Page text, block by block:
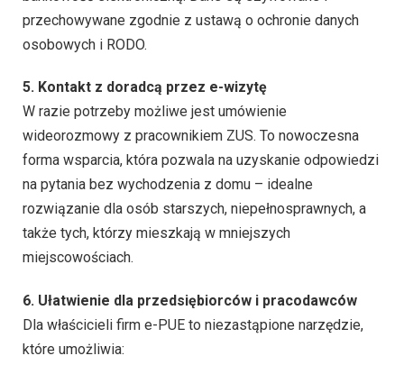
przechowywane zgodnie z ustawą o ochronie danych
osobowych i RODO.
5. Kontakt z doradcą przez e-wizytę
W razie potrzeby możliwe jest umówienie
wideorozmowy z pracownikiem ZUS. To nowoczesna
forma wsparcia, która pozwala na uzyskanie odpowiedzi
na pytania bez wychodzenia z domu – idealne
rozwiązanie dla osób starszych, niepełnosprawnych, a
także tych, którzy mieszkają w mniejszych
miejscowościach.
6. Ułatwienie dla przedsiębiorców i pracodawców
Dla właścicieli firm e-PUE to niezastąpione narzędzie,
które umożliwia: